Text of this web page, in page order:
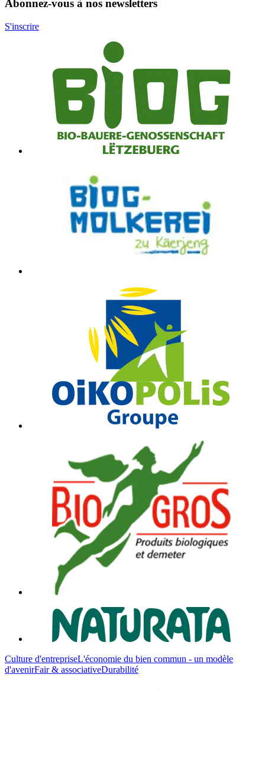
Abonnez-vous à nos newsletters
S'inscrire
Culture d'entrepriseL'économie du bien commun - un modèle
d'avenirFair & associativeDurabilité